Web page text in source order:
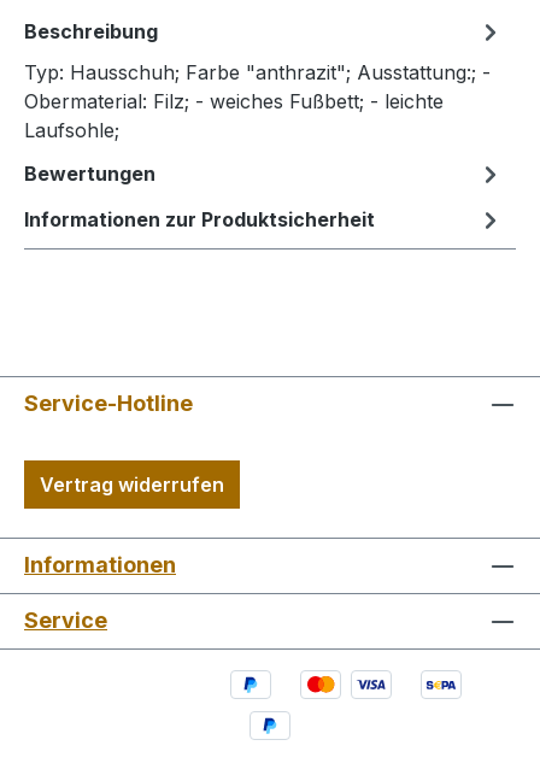
Beschreibung
Typ: Hausschuh; Farbe "anthrazit"; Ausstattung:; -
Obermaterial: Filz; - weiches Fußbett; - leichte
Laufsohle;
Bewertungen
Informationen zur Produktsicherheit
Service-Hotline
Vertrag widerrufen
Informationen
Service